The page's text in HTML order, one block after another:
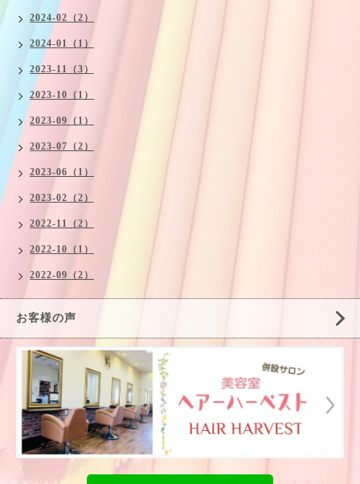
2024-02（2）
2024-01（1）
2023-11（3）
2023-10（1）
2023-09（1）
2023-07（2）
2023-06（1）
2023-02（2）
2022-11（2）
2022-10（1）
2022-09（2）
お客様の声